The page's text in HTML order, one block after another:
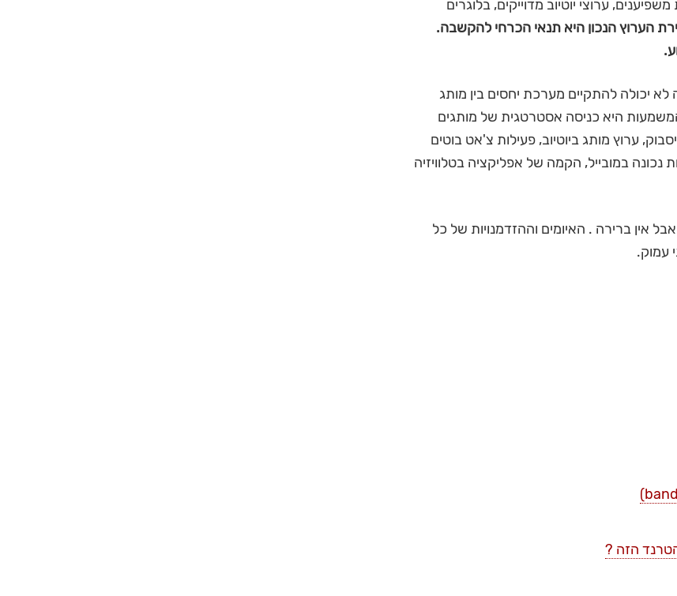
ערוצי יוטיוב מדוייקים, בלוגרים
הערוץ הנכון היא תנאי הכרחי להקשבה.
לא יכולה להתקיים מערכת יחסים בין מותג
היא כניסה אסטרטגית של מותגים
ערוץ מותג ביוטיוב, פעילות צ'אט בוטים
נכונה במובייל, הקמה של אפליקציה בטלוויזיה
אין ברירה . האיומים וההזדמנויות של כל
עמוק.